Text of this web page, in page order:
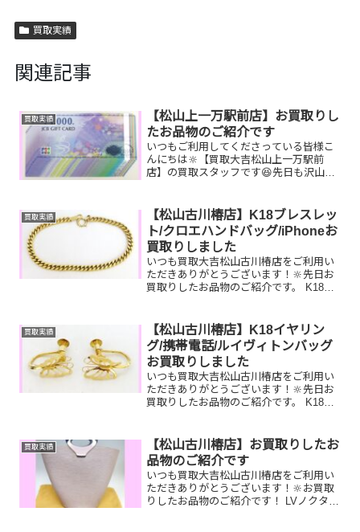
買取実績
関連記事
買取実績
【松山上一万駅前店】お買取りし
たお品物のご紹介です
いつもご利用してくださっている皆様こ
んにちは🔆【買取大吉松山上一万駅前
店】の買取スタッフです😆先日も沢山の
トカード K18ネックレス
COACH財布し...
買取実績
【松山古川椿店】K18ブレスレッ
ト/クロエハンドバッグ/iPhoneお
買取りしました
いつも買取大吉松山古川椿店をご利用い
ただきありがとうございます！🔆先日お
買取りしたお品物のご紹介です。 K18ブ
いませんか？ぜひ買取大吉松山古川椿店
にお査定させてくだ...
買取実績
【松山古川椿店】K18イヤリン
グ/携帯電話/ルイヴィトンバッグ
お買取りしました
いつも買取大吉松山古川椿店をご利用い
ただきありがとうございます！🔆先日お
買取りしたお品物のご紹介です。 K18イ
んか？ぜひ買取大吉松山古川椿店にお査
定させてください！...
買取実績
【松山古川椿店】お買取りしたお
品物のご紹介です
いつも買取大吉松山古川椿店をご利用い
ただきありがとうございます！🔆お買取
りしたお品物のご紹介です！ LVノクタン